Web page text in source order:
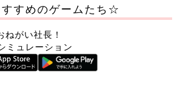
すめのゲームたち☆
ねがい社長！
ミュレーション